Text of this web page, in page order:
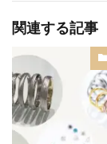
関連する記事